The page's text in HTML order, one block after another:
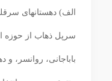
الف) دهستان‏های
سرپل ذهاب از حوزه
باباجانی، روانسر،